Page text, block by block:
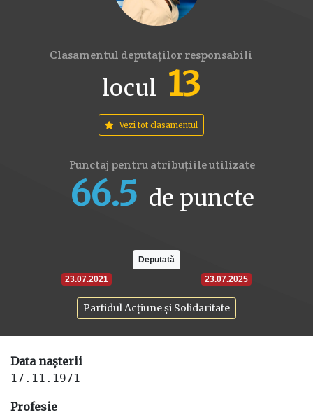
Clasamentul deputaților responsabili
locul 13
Vezi tot clasamentul
Punctaj pentru atribuțiile utilizate
66.5 de puncte
23.07.2021
Deputată
23.07.2025
Partidul Acțiune și Solidaritate
Data nașterii
17.11.1971
Profesie